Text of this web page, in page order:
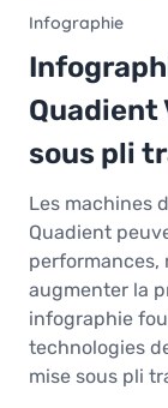
Infographie
Quadient
sous pli
Les machines
Quadient
augmenter la
infographie
technologies
mise sous pli